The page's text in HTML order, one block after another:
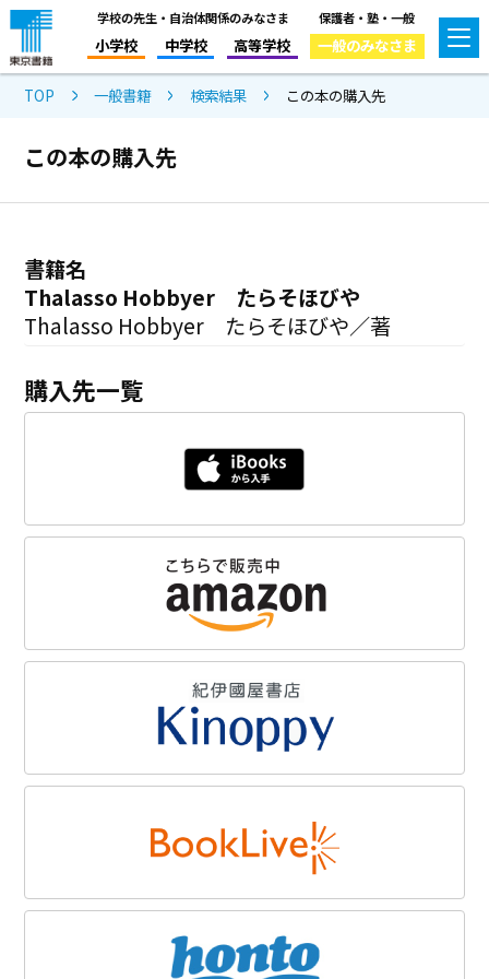
学校の先生・自治体関係のみなさま
小学校 中学校 高等学校
保護者・塾・一般
一般のみなさま
TOP 一般書籍 検索結果 この本の購入先
この本の購入先
書籍名
Thalasso Hobbyer たらそほびや
Thalasso Hobbyer たらそほびや／著
購入先一覧